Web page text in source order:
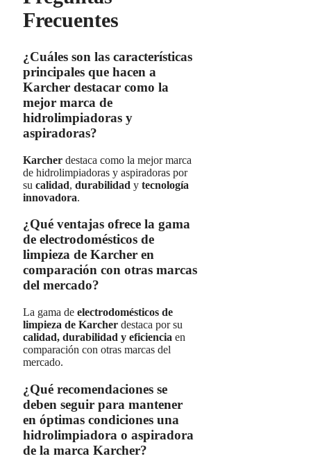
Frecuentes
¿Cuáles son las características
principales que hacen a
Karcher destacar como la
mejor marca de
hidrolimpiadoras y
aspiradoras?
Karcher destaca como la mejor marca
de hidrolimpiadoras y aspiradoras por
su calidad, durabilidad y tecnología
innovadora.
¿Qué ventajas ofrece la gama
de electrodomésticos de
limpieza de Karcher en
comparación con otras marcas
del mercado?
La gama de electrodomésticos de
limpieza de Karcher destaca por su
calidad, durabilidad y eficiencia en
comparación con otras marcas del
mercado.
¿Qué recomendaciones se
deben seguir para mantener
en óptimas condiciones una
hidrolimpiadora o aspiradora
de la marca Karcher?